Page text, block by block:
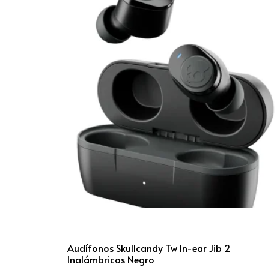
Audífonos Skullcandy Tw In-ear Jib 2
Inalámbricos Negro